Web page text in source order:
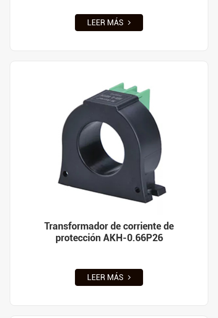
LEER MÁS
Transformador de corriente de
protección AKH-0.66P26
LEER MÁS